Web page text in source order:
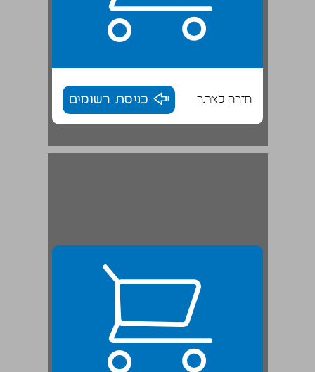
חזרה לאתר כניסת רשומים